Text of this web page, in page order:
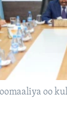
oo